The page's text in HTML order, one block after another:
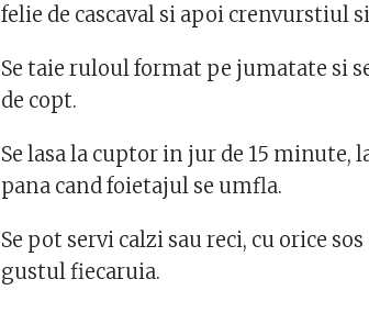
felie de cascaval si apoi crenvurstiul
Se taie ruloul format pe jumatate si
de copt.
Se lasa la cuptor in jur de 15 minute,
pana cand foietajul se umfla.
Se pot servi calzi sau reci, cu orice
gustul fiecaruia.